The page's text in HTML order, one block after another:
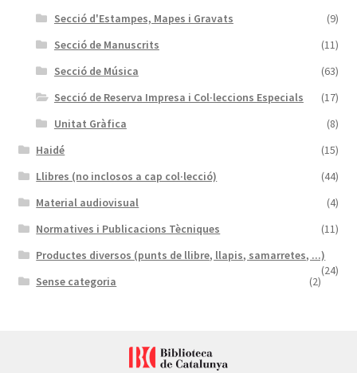
Secció d'Estampes, Mapes i Gravats
(9)
Secció de Manuscrits
(11)
Secció de Música
(63)
Secció de Reserva Impresa i Col·leccions Especials
(17)
Unitat Gràfica
(8)
Haidé
(15)
Llibres (no inclosos a cap col·lecció)
(44)
Material audiovisual
(4)
Normatives i Publicacions Tècniques
(11)
Productes diversos (punts de llibre, llapis, samarretes, ...)
(24)
Sense categoria (2)